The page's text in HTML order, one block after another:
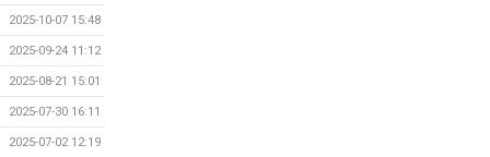
2025-10-07 15:48
2025-09-24 11:12
2025-08-21 15:01
2025-07-30 16:11
2025-07-02 12:19